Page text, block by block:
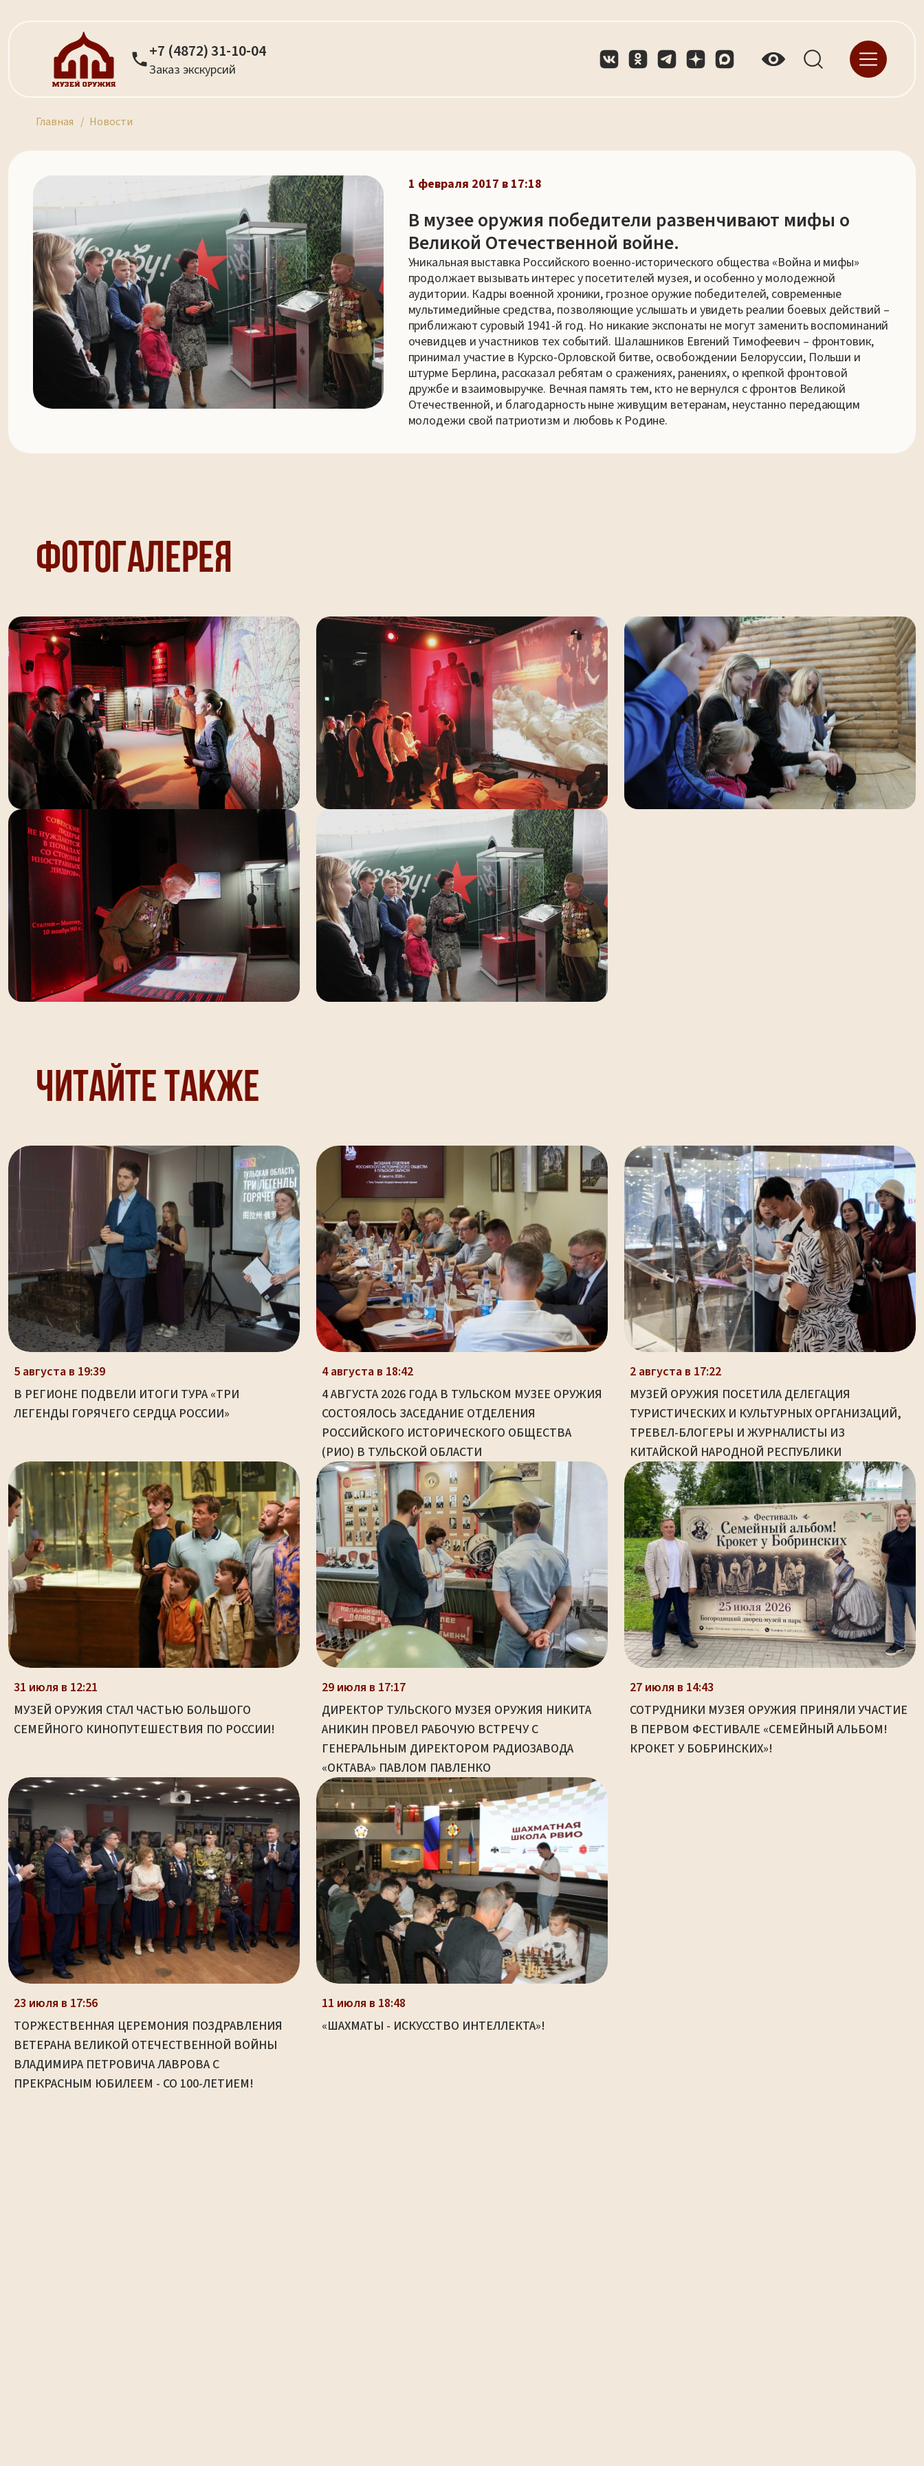
+7 (4872) 31-10-04
Заказ экскурсий
Главная Новости
1 февраля 2017 в 17:18
В музее оружия победители развенчивают мифы о
Великой Отечественной войне.
Уникальная выставка Российского военно-исторического общества «Война и мифы»
продолжает вызывать интерес у посетителей музея, и особенно у молодежной
аудитории. Кадры военной хроники, грозное оружие победителей, современные
мультимедийные средства, позволяющие услышать и увидеть реалии боевых действий –
приближают суровый 1941-й год. Но никакие экспонаты не могут заменить воспоминаний
очевидцев и участников тех событий. Шалашников Евгений Тимофеевич – фронтовик,
принимал участие в Курско-Орловской битве, освобождении Белоруссии, Польши и
штурме Берлина, рассказал ребятам о сражениях, ранениях, о крепкой фронтовой
дружбе и взаимовыручке. Вечная память тем, кто не вернулся с фронтов Великой
Отечественной, и благодарность ныне живущим ветеранам, неустанно передающим
молодежи свой патриотизм и любовь к Родине.
Фотогалерея
Читайте также
5 августа в 19:39
В РЕГИОНЕ ПОДВЕЛИ ИТОГИ ТУРА «ТРИ
ЛЕГЕНДЫ ГОРЯЧЕГО СЕРДЦА РОССИИ»
4 августа в 18:42
4 АВГУСТА 2026 ГОДА В ТУЛЬСКОМ МУЗЕЕ ОРУЖИЯ
СОСТОЯЛОСЬ ЗАСЕДАНИЕ ОТДЕЛЕНИЯ
РОССИЙСКОГО ИСТОРИЧЕСКОГО ОБЩЕСТВА
(РИО) В ТУЛЬСКОЙ ОБЛАСТИ
2 августа в 17:22
МУЗЕЙ ОРУЖИЯ ПОСЕТИЛА ДЕЛЕГАЦИЯ
ТУРИСТИЧЕСКИХ И КУЛЬТУРНЫХ ОРГАНИЗАЦИЙ,
ТРЕВЕЛ-БЛОГЕРЫ И ЖУРНАЛИСТЫ ИЗ
КИТАЙСКОЙ НАРОДНОЙ РЕСПУБЛИКИ
31 июля в 12:21
МУЗЕЙ ОРУЖИЯ СТАЛ ЧАСТЬЮ БОЛЬШОГО
СЕМЕЙНОГО КИНОПУТЕШЕСТВИЯ ПО РОССИИ!
29 июля в 17:17
ДИРЕКТОР ТУЛЬСКОГО МУЗЕЯ ОРУЖИЯ НИКИТА
АНИКИН ПРОВЕЛ РАБОЧУЮ ВСТРЕЧУ С
ГЕНЕРАЛЬНЫМ ДИРЕКТОРОМ РАДИОЗАВОДА
«ОКТАВА» ПАВЛОМ ПАВЛЕНКО
27 июля в 14:43
СОТРУДНИКИ МУЗЕЯ ОРУЖИЯ ПРИНЯЛИ УЧАСТИЕ
В ПЕРВОМ ФЕСТИВАЛЕ «СЕМЕЙНЫЙ АЛЬБОМ!
КРОКЕТ У БОБРИНСКИХ»!
23 июля в 17:56
ТОРЖЕСТВЕННАЯ ЦЕРЕМОНИЯ ПОЗДРАВЛЕНИЯ
ВЕТЕРАНА ВЕЛИКОЙ ОТЕЧЕСТВЕННОЙ ВОЙНЫ
ВЛАДИМИРА ПЕТРОВИЧА ЛАВРОВА С
ПРЕКРАСНЫМ ЮБИЛЕЕМ - СО 100-ЛЕТИЕМ!
11 июля в 18:48
«ШАХМАТЫ - ИСКУССТВО ИНТЕЛЛЕКТА»!